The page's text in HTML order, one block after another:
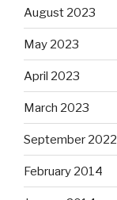
August 2023
May 2023
April 2023
March 2023
September 2022
February 2014